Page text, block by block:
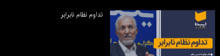
تداوم نظام نابرابر